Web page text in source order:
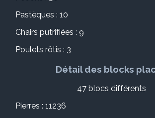
Pastèques : 10
Chairs putrifiées : 9
Poulets rôtis : 3
Détail des blocks
47 blocs différents
Pierres : 11236